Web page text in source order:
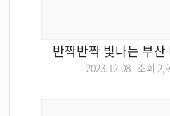
반짝반짝 빛나는 부
2023.12.08 조회